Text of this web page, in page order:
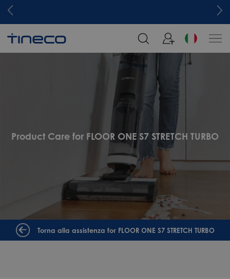
Product Care for FLOOR ONE S7 STRETCH TURBO
Torna alla assistenza for FLOOR ONE S7 STRETCH TURBO